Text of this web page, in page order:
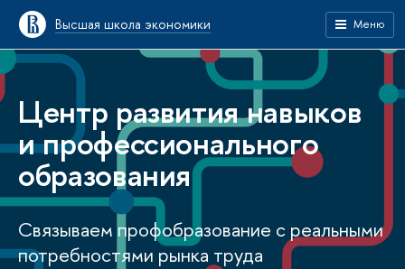
Высшая школа экономики Меню
Центр развития навыков
и профессионального
образования
Связываем профобразование с реальными
потребностями рынка труда